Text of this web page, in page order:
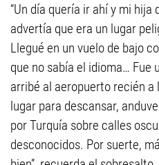
“Un día quería ir ahí y mi hija
advertía que era un lugar
Llegué en un vuelo de bajo
que no sabía el idioma… Fue
arribé al aeropuerto recién a
lugar para descansar,
por Turquía sobre calles
desconocidos. Por suerte,